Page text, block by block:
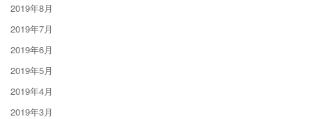
2019年8月
2019年7月
2019年6月
2019年5月
2019年4月
2019年3月